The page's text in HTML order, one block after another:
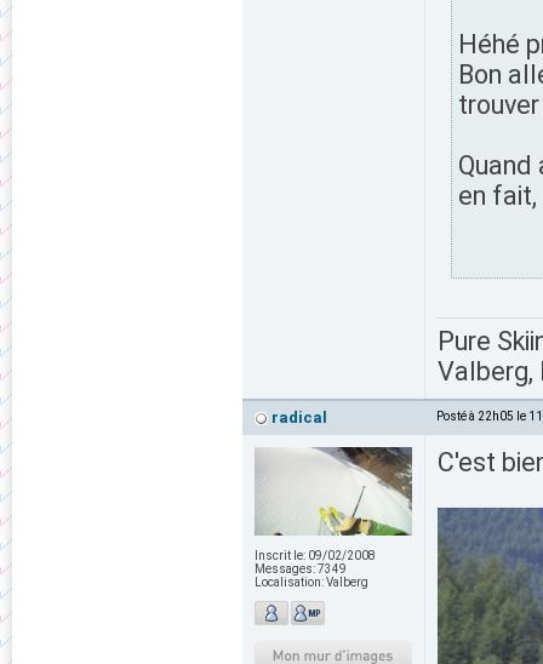
Héhé
Bon
en
Pure
Valberg,
radical Posté à 22h05 le
Inscrit le: 09/02/2008
Messages:7349
Localisation:Valberg
C'est